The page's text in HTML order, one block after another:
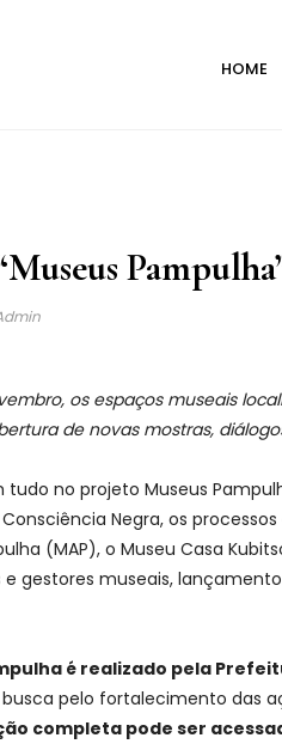
HOME
os espaços museais
de novas mostras,
no projeto Museus
Negra, os
(MAP), o Museu Casa
gestores museais,
é realizado pela
pelo fortalecimento das
completa pode ser